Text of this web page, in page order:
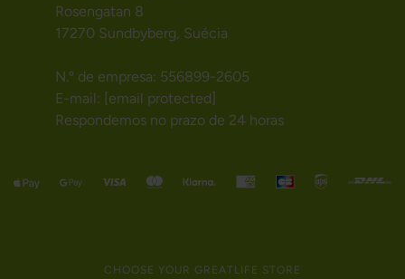
Rosengatan 8
17270 Sundbyberg, Suécia
N.º de empresa: 556899-2605
E-mail: [email protected]
Respondemos no prazo de 24 horas
CHOOSE YOUR GREATLIFE STORE